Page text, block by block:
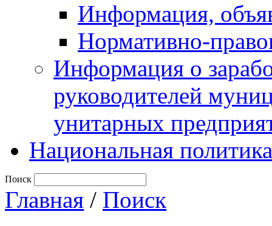
Информация,
Нормативно-
Информация о
руководителей
унитарных
Национальная политика
Поиск
Главная / Поиск